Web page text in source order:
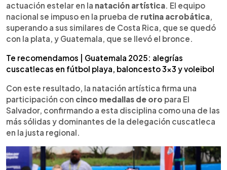
actuación estelar en la natación artística. El equipo
nacional se impuso en la prueba de rutina acrobática,
superando a sus similares de Costa Rica, que se quedó
con la plata, y Guatemala, que se llevó el bronce.
Te recomendamos | Guatemala 2025: alegrías
cuscatlecas en fútbol playa, baloncesto 3x3 y voleibol
Con este resultado, la natación artística firma una
participación con cinco medallas de oro para El
Salvador, confirmando a esta disciplina como una de las
más sólidas y dominantes de la delegación cuscatleca
en la justa regional.